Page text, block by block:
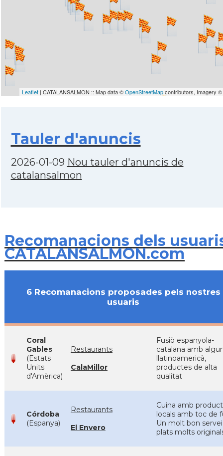
Leaflet | CATALANSALMON :: Map data ©OpenStreetMapcontributors, Imagery ©
Tauler d'anuncis
2026-01-09 Nou tauler d'anuncis de
catalansalmon
Recomanacions dels
CATALANSALMON.com
6 Recomanacions proposades pels nostres
usuaris
Coral
Gables
(Estats
Units
d'Amèrica)
Restaurants
CalaMillor
Fusiò espanyola-
catalana amb
llatinoamericà,
productes de alta
qualitat
Córdoba
(Espanya)
Restaurants
El Envero
Cuina amb
locals amb toc de
Un molt bon
plats molts